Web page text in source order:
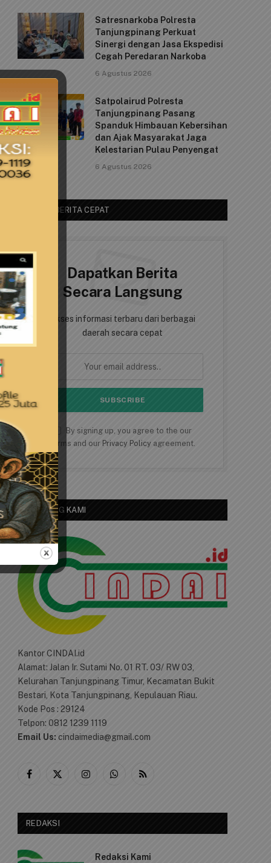
Satresnarkoba Polresta
Tanjungpinang Perkuat
Sinergi dengan Jasa Ekspedisi
Cegah Peredaran Narkoba
6 Agustus 2026
Satpolairud Polresta
Tanjungpinang Pasang
Spanduk Himbauan Kebersihan
dan Ajak Masyarakat Jaga
Kelestarian Pulau Penyengat
6 Agustus 2026
AKSES BERITA CEPAT
Dapatkan Berita
Secara Langsung
Akses informasi terbaru dari berbagai
daerah secara cepat
By signing up, you agree to the our
terms and our Privacy Policy agreement.
TENTANG KAMI
Kantor CINDAI.id
Alamat: Jalan Ir. Sutami No. 01 RT. 03/ RW 03,
Kelurahan Tanjungpinang Timur, Kecamatan Bukit
Bestari, Kota Tanjungpinang, Kepulauan Riau.
Kode Pos : 29124
Telpon: 0812 1239 1119
Email Us: cindaimedia@gmail.com
Facebook
X
InstagramWhatsApp
RSS
REDAKSI
Redaksi Kami